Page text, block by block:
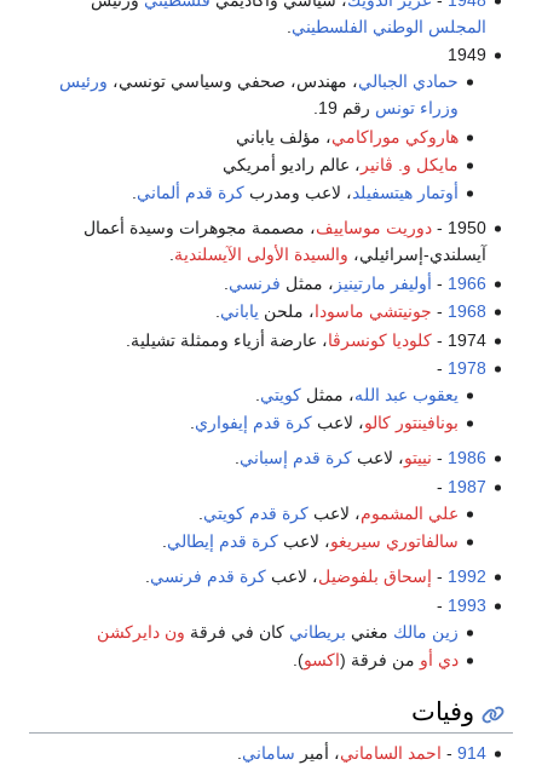
المجلس الوطني الفلسطيني
1949
حمادي الجبالي، مهندس، صحفي وسياسي تونسي، ورئيس
وزراء تونس رقم 19.
هاروكي موراكامي، مؤلف ياباني
مايكل و. ڤانير ، عالم راديو أمريكي
أوتمار هيتسفيلد، لاعب ومدرب كرة قدم ألماني.
1950 -
دوريت موساييف، مصممة مجوهرات وسيدة أعمال
آيسلندي-إسرائيلي، والسيدة الأولى الآيسلندية.
1966
- أوليفر مارتينيز ، ممثل فرنسي
1968
- جونيتشي ماسودا، ملحن ياباني.
1974 -
كلوديا كونسرڤا، عارضة أزياء وممثلة تشيلية.
1978
-
يعقوب عبد الله، ممثل كويتي
بونافينتور كالو، لاعب كرة قدم إيفواري.
1986
- نييتو، لاعبكرة قدم إسباني.
1987
-
علي المشموم، لاعب كرة قدم كويتي
سالفاتوري سيريغو، لاعب كرة قدم إيطالي
1992
- إسحاق بلفوضيل، لاعبكرة قدم فرنسي
1993
-
زين مالك مغني بريطاني كان في فرقة ون دايركشن
دي أو من فرقة (اكسو).
وفيات
914
- احمد الساماني، أمير ساماني.